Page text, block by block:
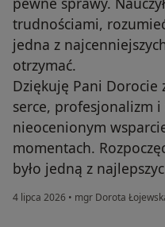
trudnościami,
jedna z
otrzymać.
Dziękuję Pani
serce, profesjonalizm i
nieocenionym
momentach.
było jedną z
4 lipca 2026 • mgr Dorota